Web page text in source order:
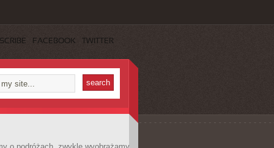
FACEBOOK TWITTER